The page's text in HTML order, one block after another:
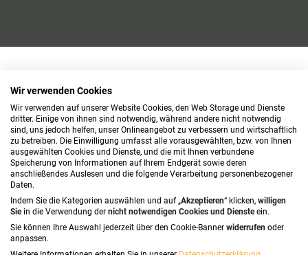
Wir verwenden Cookies
Wir verwenden auf unserer Website Cookies, den Web Storage und Dienste
dritter. Einige von ihnen sind notwendig, während andere nicht notwendig
sind, uns jedoch helfen, unser Onlineangebot zu verbessern und wirtschaftlich
zu betreiben. Die Einwilligung umfasst alle vorausgewählten, bzw. von Ihnen
ausgewählten Cookies und Dienste, und die mit Ihnen verbundene
Speicherung von Informationen auf Ihrem Endgerät sowie deren
anschließendes Auslesen und die folgende Verarbeitung personenbezogener
Daten.
Indem Sie die Kategorien auswählen und auf „Akzeptieren“ klicken, willigen
Sie in die Verwendung der nicht notwendigen Cookies und Diensteein.
Sie können Ihre Auswahl jederzeit über den Cookie-Banner widerrufen oder
anpassen.